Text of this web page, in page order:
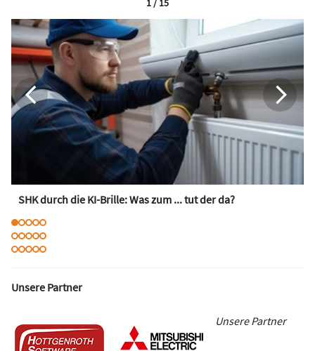
SHK durch die KI-Brille: Was zum ... tut der da?
1 / 15
Unsere Partner
Unsere Partner